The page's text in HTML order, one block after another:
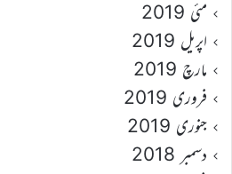
مئی 2019
اپریل 2019
مارچ 2019
فروری 2019
جنوری 2019
دسمبر 2018